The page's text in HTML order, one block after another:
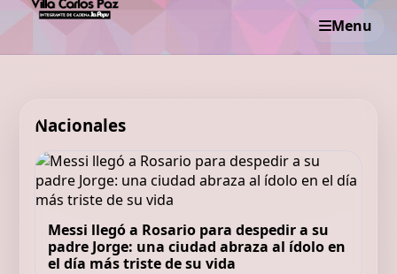
Menu
Nacionales
Messi llegó a Rosario para despedir a su
padre Jorge: una ciudad abraza al ídolo en
el día más triste de su vida